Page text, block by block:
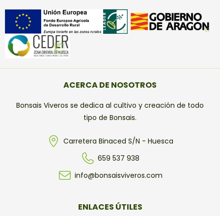
ACERCA DE NOSOTROS
Bonsais Viveros se dedica al cultivo y creación de todo
tipo de Bonsais.
Carretera Binaced S/N - Huesca
659 537 938
info@bonsaisviveros.com
ENLACES ÚTILES